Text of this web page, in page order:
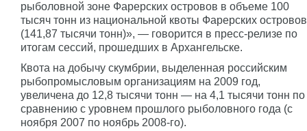
рыболовной зоне Фарерских островов в объеме 100
тысяч тонн из национальной квоты Фарерских островов
(141,87 тысячи тонн)», — говорится в пресс-релизе по
итогам сессий, прошедших в Архангельске.
Квота на добычу скумбрии, выделенная российским
рыбопромысловым организациям на 2009 год,
увеличена до 12,8 тысячи тонн — на 4,1 тысячи тонн по
сравнению с уровнем прошлого рыболовного года (с
ноября 2007 по ноябрь 2008-го).